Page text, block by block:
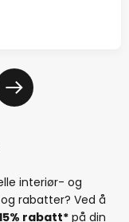
Neste
interiør- og
rabatter? Ved å
rabatt* på din